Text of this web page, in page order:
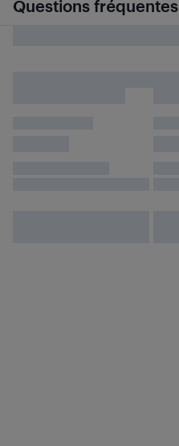
Questions fréquentes